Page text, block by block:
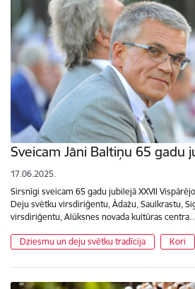
Sveicam Jāni Baltiņu 65 gadu
17.06.2025.
Sirsnīgi sveicam 65 gadu jubilejā XXVII
Deju svētku virsdiriģentu, Ādažu, Saulkrastu,
virsdiriģentu, Alūksnes novada kultūras
Dziesmu un deju svētku tradīcija Kori